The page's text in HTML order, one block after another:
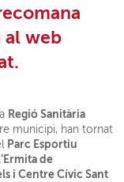
al web
Regió Sanitària
municipi, han tornat
Parc Esportiu
de
i Centre Cívic Sant